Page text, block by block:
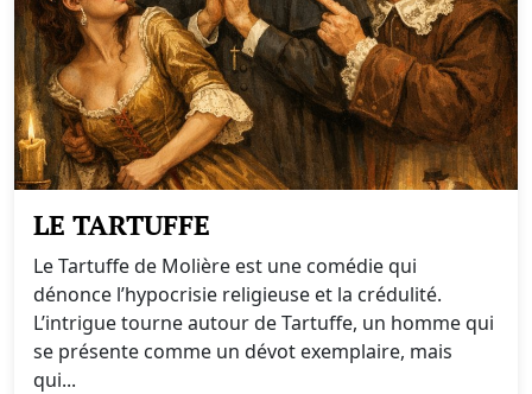
LE TARTUFFE
Le Tartuffe de Molière est une comédie qui
dénonce l’hypocrisie religieuse et la crédulité.
L’intrigue tourne autour de Tartuffe, un homme qui
se présente comme un dévot exemplaire, mais
qui...